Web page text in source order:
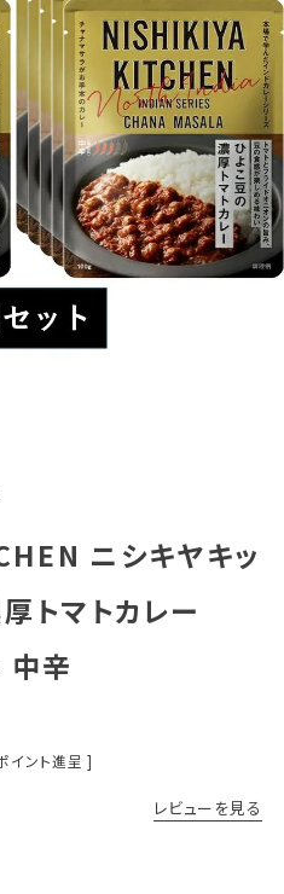
ニシキヤキッ
トマトカレー
辛
イント進呈 ]
レビューを見る